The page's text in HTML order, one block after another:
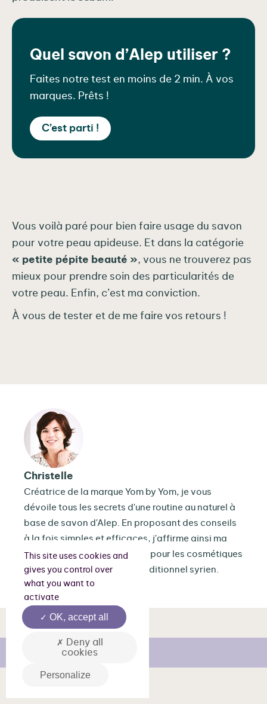
Quel savon d’Alep utiliser ?
Faites notre test en moins de 2 min. À vos
marques. Prêts !
C’est parti !
Vous voilà paré pour bien faire usage du savon
pour votre peau apideuse. Et dans la catégorie
« petite pépite beauté », vous ne trouverez pas
mieux pour prendre soin des particularités de
votre peau. Enfin, c’est ma conviction.
À vous de tester et de me faire vos retours !
Christelle
Créatrice de la marque Yom by Yom, je vous
dévoile tous les secrets d'une routine au naturel à
base de savon d'Alep. En proposant des conseils
à la fois simples et efficaces, j'affirme ainsi ma
passion et mon engagement pour les cosmétiques
naturels et le savoir-faire traditionnel syrien.
This site uses cookies and
gives you control over
what you want to
activate
OK, accept all
Deny all
cookies
Personalize